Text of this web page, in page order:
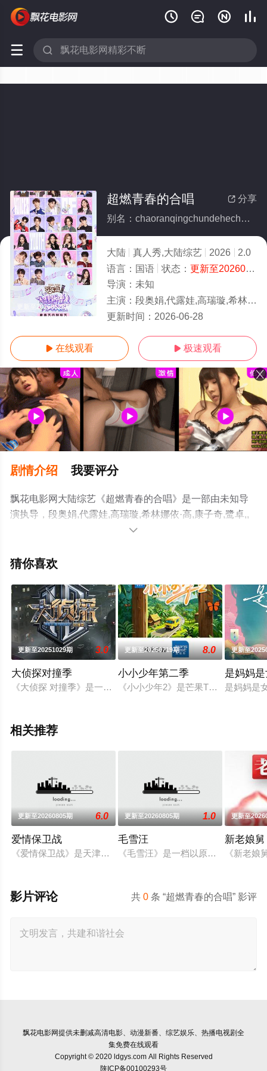
   
 
更新至20260628期
 分享
超燃青春的合唱
别名：chaoranqingchundehechang
大陆 真人秀,大陆综艺 2026
2.0
语言： 国语 状态： 更新至20260628期
导演： 未知
主演： 段奥娟,代露娃,高瑞璇,希林娜依·高,康子奇,鹭卓,,马小宇,欧阳娣娣,邵子恒,王安宇,吴俊霆,王晓赟子,王翊恩,谢可寅,许馨文,徐艺洋,
更新时间： 2026-06-28
 在线观看  极速观看
剧情介绍 我要评分
飘花电影网大陆综艺《超燃青春的合唱》是一部由未知导
演执导，段奥娟,代露娃,高瑞璇,希林娜依·高,康子奇,鹭卓,,
马小宇,欧阳娣娣,邵子恒,王安宇,吴俊霆,王晓赟子,王翊恩,谢
乐,张新成,张颜齐,张郁梓,赵兆等演员精彩演绎的大陆综艺
影院，更多剧情信息可移步至豆瓣综艺、电视猫或剧情网
等平台了解。

猜你喜欢
更新至20251029期 3.0
大侦探对撞季
《大侦探 对撞季》是一档衍生于《大侦探·拾光季》的互联网
更新至20250719期 8.0
小小少年第二季
《小小少年2》是芒果TV与蛙酷传
更新至
是妈妈
是妈妈是
相关推荐
更新至20260805期 6.0
爱情保卫战
《爱情保卫战》是天津卫视推出的情感心理节目，节目现场邀
更新至20260805期 1.0
毛雪汪
《毛雪汪》是一档以原生朋友关系
更新至
新老娘舅
《新老
共0 条 “超燃青春的合唱” 影评
影片评论
飘花电影网提供未删减高清电影、动漫新番、综艺娱乐、热播电视剧全
集免费在线观看
Copyright © 2020 ldgys.com All Rights Reserved
陕ICP备00100293号